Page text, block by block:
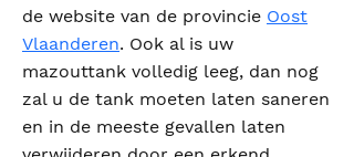
de website van de provincie Oost
Vlaanderen. Ook al is uw
mazouttank volledig leeg, dan nog
zal u de tank moeten laten saneren
en in de meeste gevallen laten